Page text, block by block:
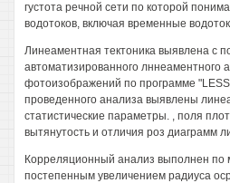
густота речной сети по которой
водотоков, включая временные
Линеаментная тектоника выявлена с
автоматизированного лннеаментного
фотоизображений по программе
проведенного анализа выявлены
статистические параметры. , поля
вытянутость и отличия роз диаграмм
Корреляционный анализ выполнен по
постепенным увеличением радиуса